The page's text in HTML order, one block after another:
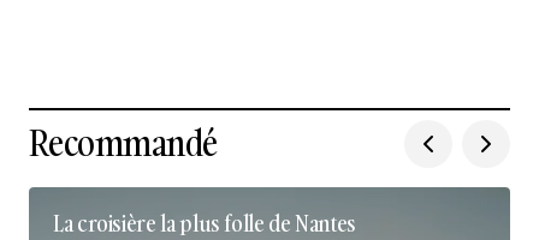
Recommandé
La croisière la plus folle de Nantes